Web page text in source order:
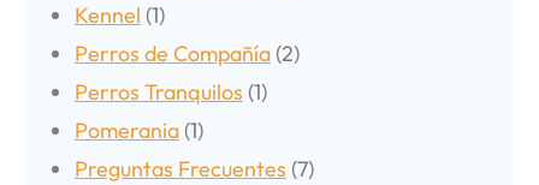
Kennel (1)
Perros de Compañía (2)
Perros Tranquilos (1)
Pomerania (1)
Preguntas Frecuentes (7)